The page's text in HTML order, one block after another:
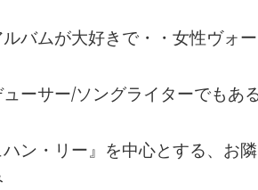
ルバムが大好きで・・女性ヴォ
ーサー/ソングライターでもあ
ハン・リー』を中心とする、お